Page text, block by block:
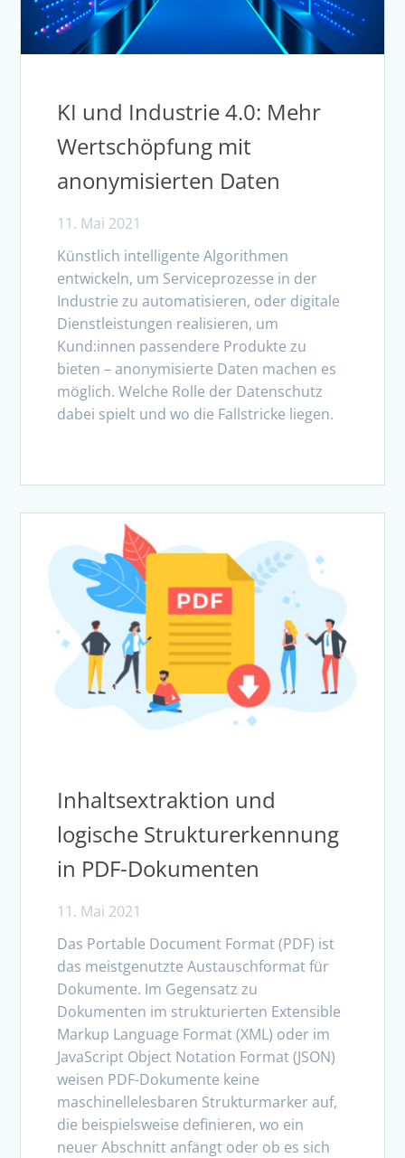
KI und Industrie 4.0: Mehr
Wertschöpfung mit
anonymisierten Daten
11. Mai 2021
Künstlich intelligente Algorithmen
entwickeln, um Serviceprozesse in der
Industrie zu automatisieren, oder digitale
Dienstleistungen realisieren, um
Kund:innen passendere Produkte zu
bieten – anonymisierte Daten machen es
möglich. Welche Rolle der Datenschutz
dabei spielt und wo die Fallstricke liegen.
Inhaltsextraktion und
logische Strukturerkennung
in PDF-Dokumenten
11. Mai 2021
Das Portable Document Format (PDF) ist
das meistgenutzte Austauschformat für
Dokumente. Im Gegensatz zu
Dokumenten im strukturierten Extensible
Markup Language Format (XML) oder im
JavaScript Object Notation Format (JSON)
weisen PDF-Dokumente keine
maschinellelesbaren Strukturmarker auf,
die beispielsweise definieren, wo ein
neuer Abschnitt anfängt oder ob es sich